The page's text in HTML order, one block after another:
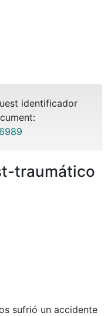
identificador
traumático
sufrió un accidente